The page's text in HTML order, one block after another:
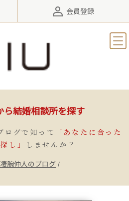
会員登録
ら結婚相談所を探す
ログで知って
「あなたに合った
し」
しませんか？
凄腕仲人のブログ /